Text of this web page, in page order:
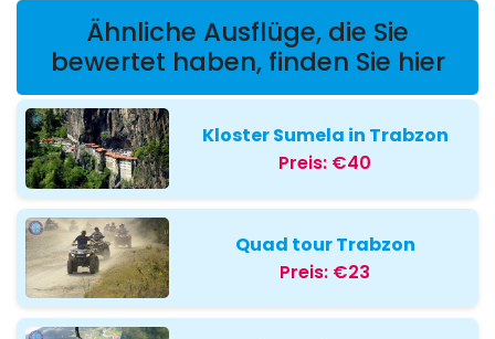
Ähnliche Ausflüge, die Sie
bewertet haben, finden Sie hier
Kloster Sumela in Trabzon
Preis: €40
Quad tour Trabzon
Preis: €23